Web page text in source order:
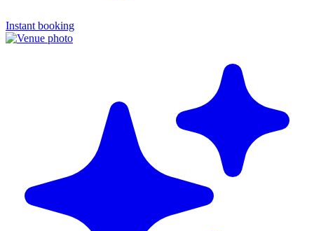
Instant booking